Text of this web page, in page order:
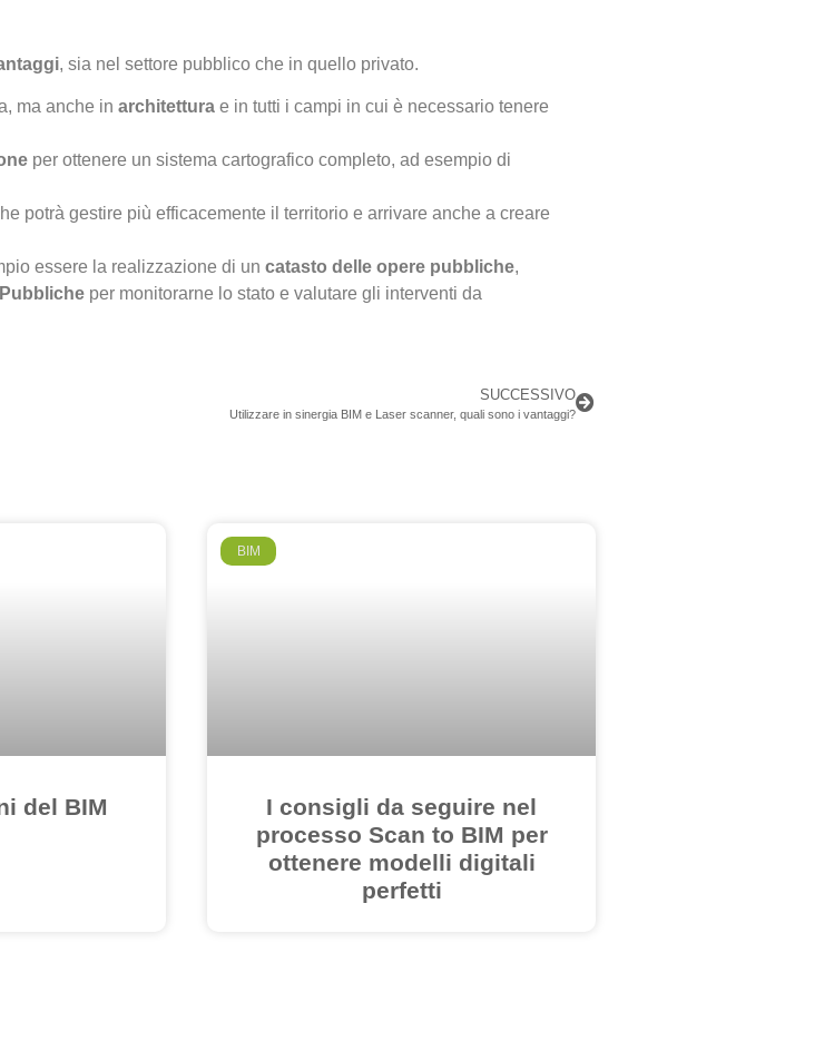
, sia nel settore pubblico che in quello privato.
ma anche in architettura e in tutti i campi in cui è necessario tenere
per ottenere un sistema cartografico completo, ad esempio di
potrà gestire più efficacemente il territorio e arrivare anche a creare
essere la realizzazione di un catasto delle opere pubbliche,
per monitorarne lo stato e valutare gli interventi da
SUCCESSIVO
Utilizzare in sinergia BIM e Laser scanner, quali sono i vantaggi?
del BIM
BIM
I consigli da seguire nel
processo Scan to BIM per
ottenere modelli digitali
perfetti